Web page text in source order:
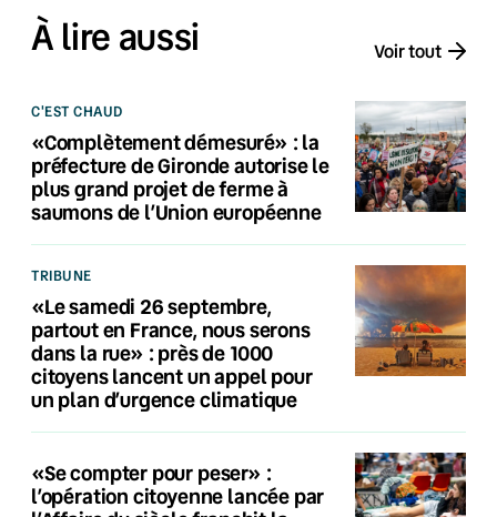
À lire aussi Voir tout
C'EST CHAUD
«Complètement démesuré» : la
préfecture de Gironde autorise le
plus grand projet de ferme à
saumons de l’Union européenne
TRIBUNE
«Le samedi 26 septembre,
partout en France, nous serons
dans la rue» : près de 1000
citoyens lancent un appel pour
un plan d’urgence climatique
«Se compter pour peser» :
l’opération citoyenne lancée par